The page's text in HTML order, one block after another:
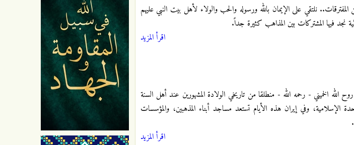
نلتقي على الإيمان بالله ورسوله والحب والولاء لأهل بيت النبي عليهم
نجد فيها المشتركات بين المذاهب كثيرة جداً.
اقرأ المزيد
الله الخميني - رحمه الله - منطلقا من تاريخي الولادة المشهورين عند أهل السنة
أسبوع الوحدة الإسلامية، وفي إيران هذه الأيام تستعد مساجد أبناء المذهبين، والمؤسسات
اقرأ المزيد